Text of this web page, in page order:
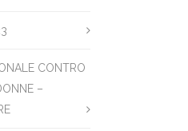
CONTRO
–